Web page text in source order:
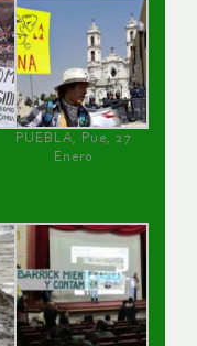
PUEBLA, Pue, 27
Enero